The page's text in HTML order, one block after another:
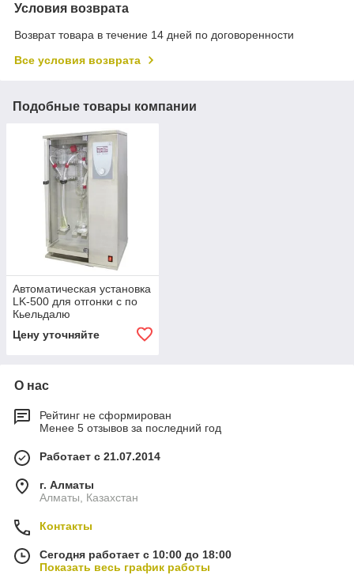
Условия возврата
Возврат товара в течение 14 дней по договоренности
Все условия возврата
Подобные товары компании
Автоматическая установка
LK-500 для отгонки c по
Кьельдалю
Цену уточняйте
О нас
Рейтинг не сформирован
Менее 5 отзывов за последний год
Работает с 21.07.2014
г. Алматы
Алматы, Казахстан
Контакты
Сегодня работает с 10:00 до 18:00
Показать весь график работы